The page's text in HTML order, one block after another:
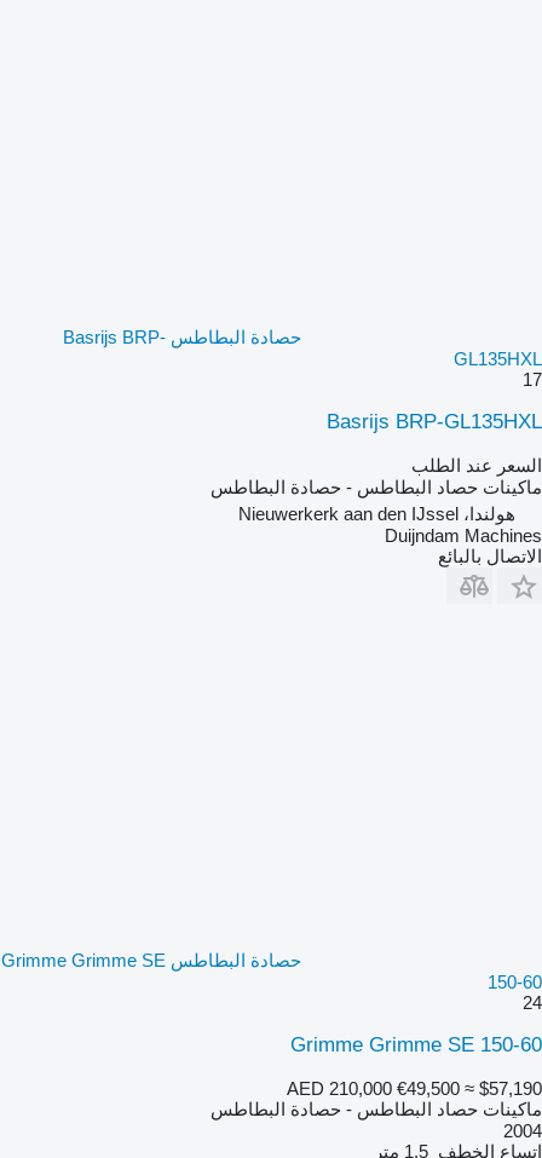
حصادة البطاطس Basrijs BRP-
GL135HXL
17
Basrijs BRP-GL135HXL
السعر عند الطلب
ماكينات حصاد البطاطس - حصادة البطاطس
هولندا، Nieuwerkerk aan den IJssel
Duijndam Machines
الاتصال بالبائع
حصادة البطاطس Grimme Grimme SE
150-60
24
Grimme Grimme SE 150-60
AED 210,000 €49,500 ≈ $57,190
ماكينات حصاد البطاطس - حصادة البطاطس
2004
اتساع الخطف 1.5 متر